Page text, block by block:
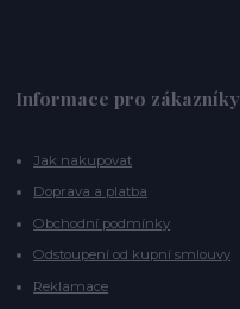
Informace pro zákazníky
Jak nakupovat
Doprava a platba
Obchodní podmínky
Odstoupení od kupní smlouvy
Reklamace